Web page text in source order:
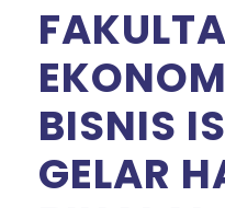
BISNIS
GELAR